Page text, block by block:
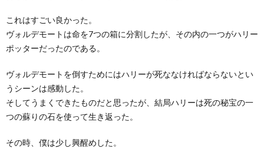
これはすごい良かった。
ヴォルデモートは命を7つの箱に分割したが、その内の一つがハリー
ポッターだったのである。
ヴォルデモートを倒すためにはハリーが死ななければならないとい
うシーンは感動した。
そしてうまくできたものだと思ったが、結局ハリーは死の秘宝の一
つの蘇りの石を使って生き返った。
その時、僕は少し興醒めした。